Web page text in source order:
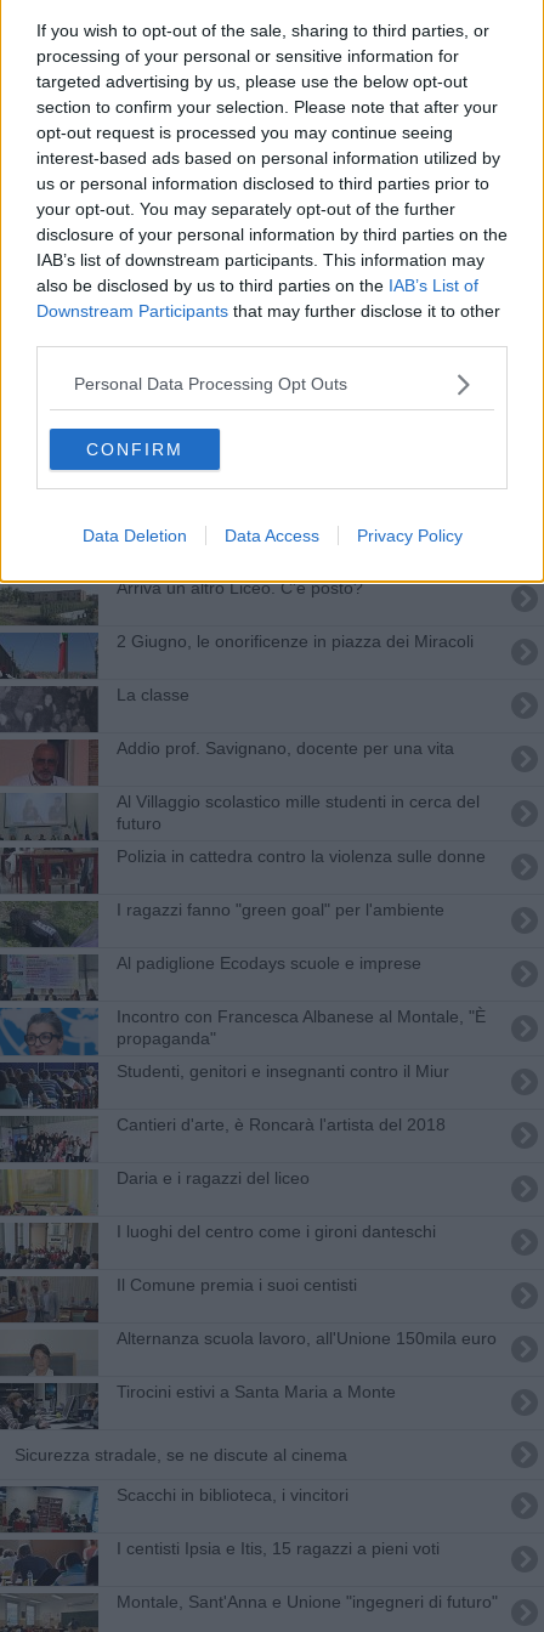
If you wish to opt-out of the sale, sharing to third parties, or
processing of your personal or sensitive information for
targeted advertising by us, please use the below opt-out
section to confirm your selection. Please note that after your
opt-out request is processed you may continue seeing
interest-based ads based on personal information utilized by
us or personal information disclosed to third parties prior to
your opt-out. You may separately opt-out of the further
disclosure of your personal information by third parties on the
IAB’s list of downstream participants. This information may
also be disclosed by us to third parties on the IAB’s List of
Downstream Participants that may further disclose it to other
Personal Data Processing Opt Outs
CONFIRM
Data Deletion Data Access Privacy Policy
​Giovani, meglio quelli d'oggi o quelli di 50 anni fa
?
Innovazioni per l'insegnamento della matematica
Malore fatale, muore professore del XXV Aprile
Un giovane vicarese tra gli Alfieri del Lavoro
Classico e scientifico, i giovani da 100
Crolla una parete di un'aula al liceo
Maturità, 50 anni dopo è ancora 5A
"Non si può far quasi niente"
"Banchi a rotelle? Bocciati!"
​Arriva un altro Liceo. C'è posto?
2 Giugno, le onorificenze in piazza dei Miracoli
La classe
Addio prof. Savignano, docente per una vita
Al Villaggio scolastico mille studenti in cerca del
futuro
Polizia in cattedra contro la violenza sulle donne
I ragazzi fanno "green goal" per l'ambiente
Al padiglione Ecodays scuole e imprese
Incontro con Francesca Albanese al Montale, "È
propaganda"
Studenti, genitori e insegnanti contro il Miur
Cantieri d'arte, è Roncarà l'artista del 2018
Daria e i ragazzi del liceo
I luoghi del centro come i gironi danteschi
Il Comune premia i suoi centisti
Alternanza scuola lavoro, all'Unione 150mila euro
Tirocini estivi a Santa Maria a Monte
Sicurezza stradale, se ne discute al cinema
Scacchi in biblioteca, i vincitori
I centisti Ipsia e Itis, 15 ragazzi a pieni voti
Montale, Sant'Anna e Unione "ingegneri di futuro"